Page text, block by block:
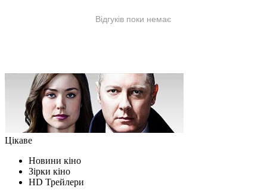
Цікаве
Новини кіно
Зірки кіно
HD Трейлери